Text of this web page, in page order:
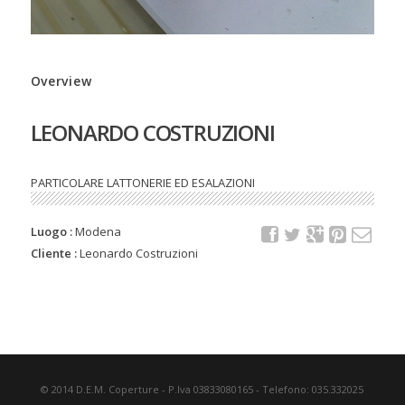
Overview
LEONARDO COSTRUZIONI
PARTICOLARE LATTONERIE ED ESALAZIONI
Luogo :Modena
Cliente :Leonardo Costruzioni
© 2014 D.E.M. Coperture - P.Iva 03833080165 - Telefono: 035.332025